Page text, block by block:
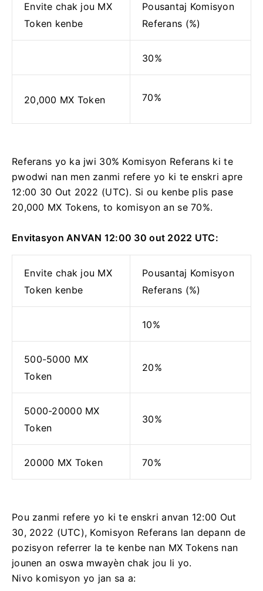
Envite chak jou MX
Token kenbe
Pousantaj Komisyon
Referans (%)
30%
20,000 MX Token 70%
Referans yo ka jwi 30% Komisyon Referans ki te
pwodwi nan men zanmi refere yo ki te enskri apre
12:00 30 Out 2022 (UTC). Si ou kenbe plis pase
20,000 MX Tokens, to komisyon an se 70%.
Envitasyon ANVAN 12:00 30 out 2022 UTC:
Envite chak jou MX
Token kenbe
Pousantaj Komisyon
Referans (%)
10%
500-5000 MX
Token
20%
5000-20000 MX
Token
30%
20000 MX Token 70%
Pou zanmi refere yo ki te enskri anvan 12:00 Out
30, 2022 (UTC), Komisyon Referans lan depann de
pozisyon referrer la te kenbe nan MX Tokens nan
jounen an oswa mwayèn chak jou li yo.
Nivo komisyon yo jan sa a: